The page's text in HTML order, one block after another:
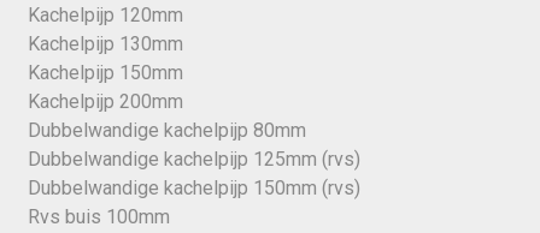
Kachelpijp 120mm
Kachelpijp 130mm
Kachelpijp 150mm
Kachelpijp 200mm
Dubbelwandige kachelpijp 80mm
Dubbelwandige kachelpijp 125mm (rvs)
Dubbelwandige kachelpijp 150mm (rvs)
Rvs buis 100mm